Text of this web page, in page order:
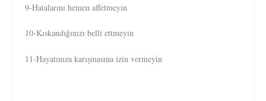
9-Hatalarını hemen affetmeyin
10-Kıskandığınızı belli ettmeyin
11-Hayatınıza karışmasına izin vermeyin